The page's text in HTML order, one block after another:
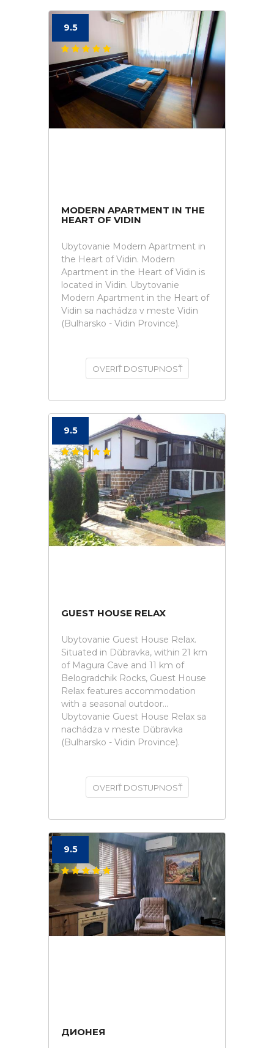
9.5
MODERN APARTMENT IN THE
HEART OF VIDIN
Ubytovanie Modern Apartment in
the Heart of Vidin. Modern
Apartment in the Heart of Vidin is
located in Vidin. Ubytovanie
Modern Apartment in the Heart of
Vidin sa nachádza v meste Vidin
(Bulharsko - Vidin Province).
OVERIŤ DOSTUPNOSŤ
9.5
GUEST HOUSE RELAX
Ubytovanie Guest House Relax.
Situated in Dŭbravka, within 21 km
of Magura Cave and 11 km of
Belogradchik Rocks, Guest House
Relax features accommodation
with a seasonal outdoor...
Ubytovanie Guest House Relax sa
nachádza v meste Dŭbravka
(Bulharsko - Vidin Province).
OVERIŤ DOSTUPNOSŤ
9.5
ДИОНЕЯ